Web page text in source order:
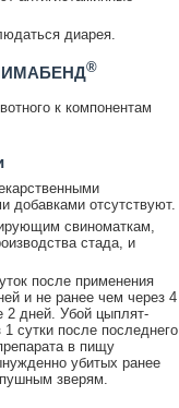
диарея.
®
к компонентам
добавками отсутствуют.
свиноматкам,
стада, и
после применения
и не ранее чем через 4
2 дней. Убой цыплят-
сутки после последнего
в пищу
убитых ранее
зверям.